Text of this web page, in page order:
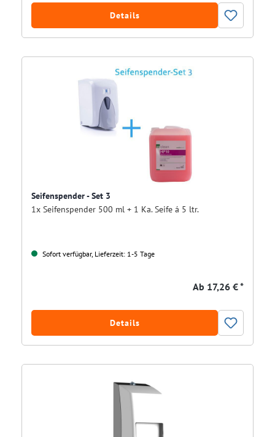
Details
Seifenspender - Set 3
1x Seifenspender 500 ml + 1 Ka. Seife á 5 ltr.
Sofort verfügbar, Lieferzeit: 1-5 Tage
Ab 17,26 € *
Details